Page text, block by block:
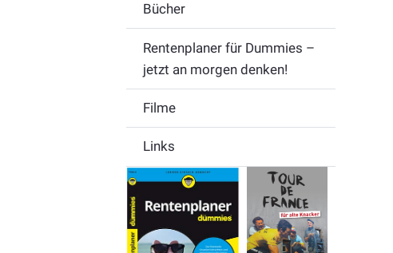
Bücher
Rentenplaner für Dummies –
jetzt an morgen denken!
Filme
Links